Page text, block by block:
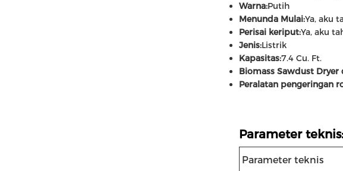
Warna:Putih
Menunda Mulai:Ya, aku
Perisai keriput:Ya, aku
Jenis:Listrik
Kapasitas:7.4 Cu. Ft.
Biomass Sawdust Dryer
Peralatan pengeringan
Parameter teknis:
Parameter teknis